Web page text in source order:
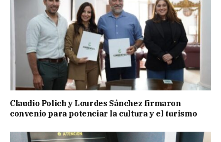
Claudio Polich y Lourdes Sánchez firmaron
convenio para potenciar la cultura y el turismo